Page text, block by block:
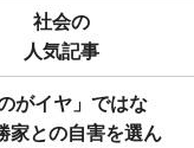
社会の
人気記事
がイヤ」ではな
家との自害を選ん